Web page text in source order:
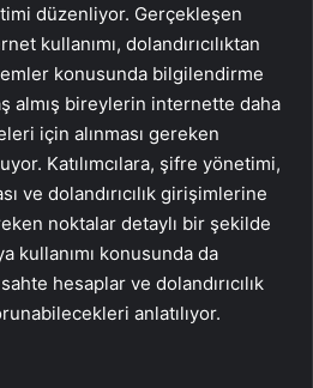
düzenliyor. Gerçekleşen
kullanımı, dolandırıcılıktan
konusunda bilgilendirme
almış bireylerin internette daha
için alınması gereken
Katılımcılara, şifre yönetimi,
ve dolandırıcılık girişimlerine
noktalar detaylı bir şekilde
kullanımı konusunda da
hesaplar ve dolandırıcılık
anlatılıyor.